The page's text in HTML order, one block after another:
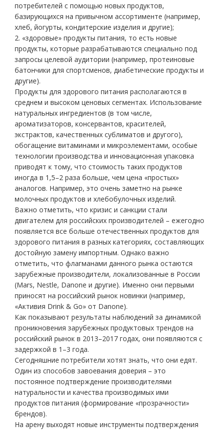
потребителей с помощью новых продуктов,
базирующихся на привычном ассортименте (например,
хлеб, йогурты, кондитерские изделия и другие);
2. «здоровые» продукты питания, то есть новые
продукты, которые разрабатываются специально под
запросы целевой аудитории (например, протеиновые
батончики для спортсменов, диабетические продукты и
другие).
Продукты для здорового питания располагаются в
среднем и высоком ценовых сегментах. Использование
натуральных ингредиентов (в том числе,
ароматизаторов, консервантов, красителей,
экстрактов, качественных сублиматов и другого),
обогащение витаминами и микроэлементами, особые
технологии производства и инновационная упаковка
приводят к тому, что стоимость таких продуктов
иногда в 1,5–2 раза больше, чем цена «простых»
аналогов. Например, это очень заметно на рынке
молочных продуктов и хлебобулочных изделий.
Важно отметить, что кризис и санкции стали
двигателем для российских производителей – ежегодно
появляется все больше отечественных продуктов для
здорового питания в разных категориях, составляющих
достойную замену импортным. Однако важно
отметить, что флагманами данного рынка остаются
зарубежные производители, локализованные в России
(Mars, Nestle, Danone и другие). Именно они первыми
приносят на российский рынок новинки (например,
«Активия Drink & Go» от Danone).
Как показывают результаты наблюдений за динамикой
проникновения зарубежных продуктовых трендов на
российский рынок в 2013–2017 годах, они появляются с
задержкой в 1–3 года.
Сегодняшние потребители хотят знать, что они едят.
Один из способов завоевания доверия – это
постоянное подтверждение производителями
натуральности и качества производимых ими
продуктов питания (формирование «прозрачности»
брендов).
На арену выходят новые инструменты подтверждения